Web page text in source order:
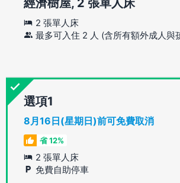
2 張單人床
最多可入住 2 人 (含所有額外成人與
選項
8月16日(星期日)前可免費取消
省 12%
2 張單人床
免費自助停車